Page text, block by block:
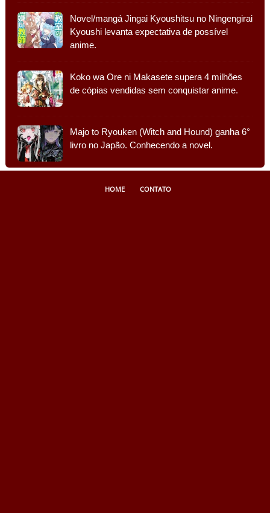
Novel/mangá Jingai Kyoushitsu no Ningengirai
Kyoushi levanta expectativa de possível
anime.
Koko wa Ore ni Makasete supera 4 milhões
de cópias vendidas sem conquistar anime.
Majo to Ryouken (Witch and Hound) ganha 6°
livro no Japão. Conhecendo a novel.
HOME CONTATO